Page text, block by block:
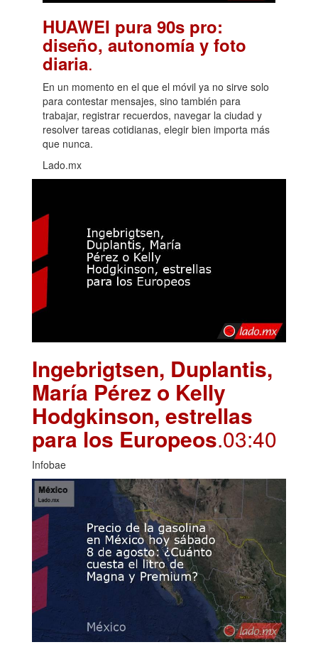
HUAWEI pura 90s pro:
diseño, autonomía y foto
diaria.
En un momento en el que el móvil ya no sirve solo
para contestar mensajes, sino también para
trabajar, registrar recuerdos, navegar la ciudad y
resolver tareas cotidianas, elegir bien importa más
que nunca.
Lado.mx
Ingebrigtsen, Duplantis,
María Pérez o Kelly
Hodgkinson, estrellas
para los Europeos.03:40
Infobae